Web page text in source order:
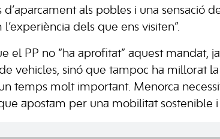
als pobles i una sensació
dels que ens visiten”.
el PP no “ha aprofitat” aquest mandat,
vehicles, sinó que tampoc ha millorat
temps molt important. Menorca
apostam per una mobilitat sostenible i